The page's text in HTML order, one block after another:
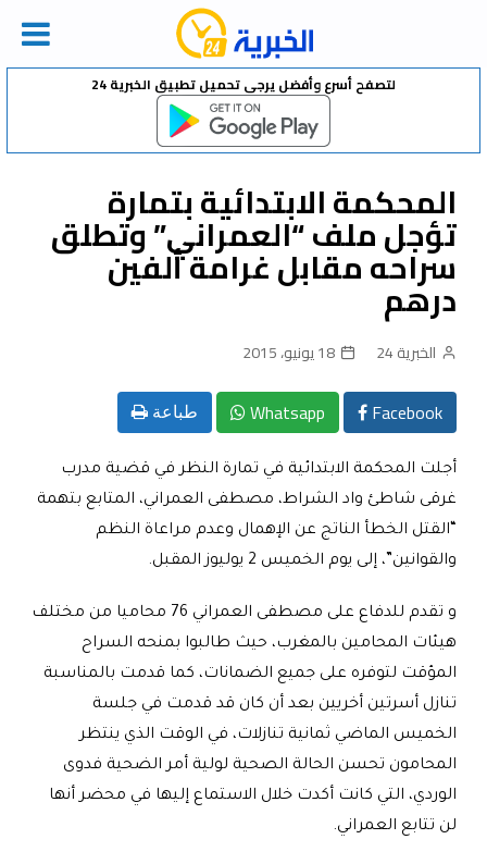
Skip
لتصفح أسرع وأفضل يرجى تحميل تطبيق الخبرية 24
المحكمة الابتدائية بتمارة
تؤجل ملف “العمراني” وتطلق
سراحه مقابل غرامة ألفين
درهم
الخبرية 24 18 يونيو، 2015
Facebook
Whatsapp طباعة
أجلت المحكمة الابتدائية في تمارة النظر في قضية مدرب
غرقى شاطئ واد الشراط، مصطفى العمراني، المتابع بتهمة
“القتل الخطأ الناتج عن الإهمال وعدم مراعاة النظم
والقوانين”، إلى يوم الخميس 2 يوليوز المقبل
.
و تقدم للدفاع على مصطفى العمراني 76 محاميا من مختلف
هيئات المحامين بالمغرب، حيث طالبوا بمنحه السراح
المؤقت لتوفره على جميع الضمانات، كما قدمت بالمناسبة
تنازل أسرتين أخريين بعد أن كان قد قدمت في جلسة
الخميس الماضي ثمانية تنازلات، في الوقت الذي ينتظر
المحامون تحسن الحالة الصحية لولية أمر الضحية فدوى
الوردي، التي كانت أكدت خلال الاستماع إليها في محضر أنها
لن تتابع العمراني.